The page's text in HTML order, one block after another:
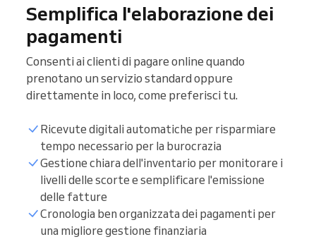
Semplifica l'elaborazione dei
pagamenti
Consenti ai clienti di pagare online quando
prenotano un servizio standard oppure
direttamente in loco, come preferisci tu.
Ricevute digitali automatiche per risparmiare
tempo necessario per la burocrazia
Gestione chiara dell'inventario per monitorare i
livelli delle scorte e semplificare l'emissione
delle fatture
Cronologia ben organizzata dei pagamenti per
una migliore gestione finanziaria